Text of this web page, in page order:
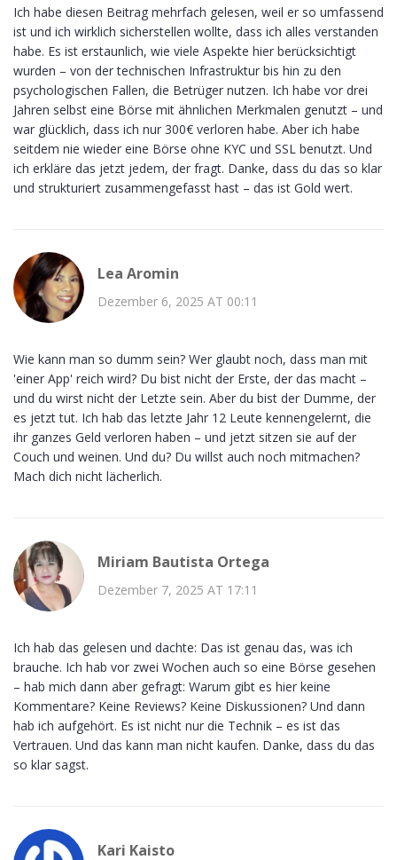
Ich habe diesen Beitrag mehrfach gelesen, weil er so umfassend
ist und ich wirklich sicherstellen wollte, dass ich alles verstanden
habe. Es ist erstaunlich, wie viele Aspekte hier berücksichtigt
wurden – von der technischen Infrastruktur bis hin zu den
psychologischen Fallen, die Betrüger nutzen. Ich habe vor drei
Jahren selbst eine Börse mit ähnlichen Merkmalen genutzt – und
war glücklich, dass ich nur 300€ verloren habe. Aber ich habe
seitdem nie wieder eine Börse ohne KYC und SSL benutzt. Und
ich erkläre das jetzt jedem, der fragt. Danke, dass du das so klar
und strukturiert zusammengefasst hast – das ist Gold wert.
Lea Aromin
Dezember 6, 2025 AT 00:11
Wie kann man so dumm sein? Wer glaubt noch, dass man mit
'einer App' reich wird? Du bist nicht der Erste, der das macht –
und du wirst nicht der Letzte sein. Aber du bist der Dumme, der
es jetzt tut. Ich hab das letzte Jahr 12 Leute kennengelernt, die
ihr ganzes Geld verloren haben – und jetzt sitzen sie auf der
Couch und weinen. Und du? Du willst auch noch mitmachen?
Mach dich nicht lächerlich.
Miriam Bautista Ortega
Dezember 7, 2025 AT 17:11
Ich hab das gelesen und dachte: Das ist genau das, was ich
brauche. Ich hab vor zwei Wochen auch so eine Börse gesehen
– hab mich dann aber gefragt: Warum gibt es hier keine
Kommentare? Keine Reviews? Keine Diskussionen? Und dann
hab ich aufgehört. Es ist nicht nur die Technik – es ist das
Vertrauen. Und das kann man nicht kaufen. Danke, dass du das
so klar sagst.
Kari Kaisto